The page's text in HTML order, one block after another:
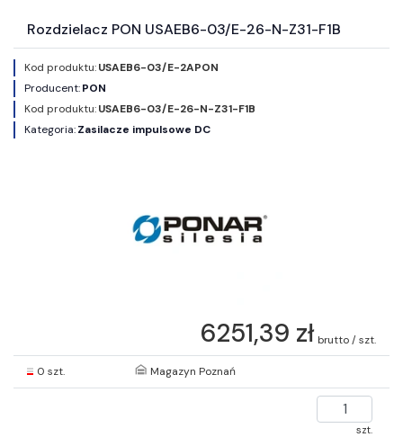
Rozdzielacz PON USAEB6-03/E-26-N-Z31-F1B
Kod produktu:USAEB6-03/E-2APON
Producent:PON
Kod produktu:USAEB6-03/E-26-N-Z31-F1B
Kategoria:Zasilacze impulsowe DC
6251,39 zł brutto / szt.
0 szt. Magazyn Poznań
szt.